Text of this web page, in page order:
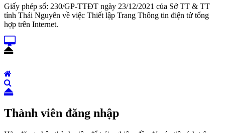
Giấy phép số: 230/GP-TTĐT ngày 23/12/2021 của Sở TT & TT
tỉnh Thái Nguyên về việc Thiết lập Trang Thông tin điện tử tổng
hợp trên Internet.
Thành viên đăng nhập